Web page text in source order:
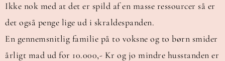
Ikke nok med at det er spild af en masse ressourcer så er
det også penge lige ud i skraldespanden.
En gennemsnitlig familie på to voksne og to børn smider
årligt mad ud for 10.000,- Kr og jo mindre husstanden er